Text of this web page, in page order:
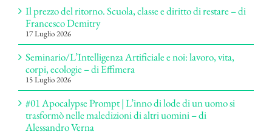
Il prezzo del ritorno. Scuola, classe e diritto di restare – di
Francesco Demitry
17 Luglio 2026
Seminario/L’Intelligenza Artificiale e noi: lavoro, vita,
corpi, ecologie – di Effimera
15 Luglio 2026
#01 Apocalypse Prompt | L’inno di lode di un uomo si
trasformò nelle maledizioni di altri uomini – di
Alessandro Verna